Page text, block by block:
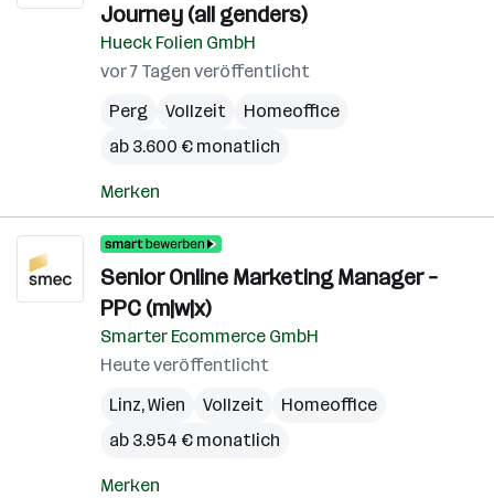
Journey (all genders)
Hueck Folien GmbH
vor 7 Tagen veröffentlicht
Perg
Vollzeit
Homeoffice
ab 3.600 € monatlich
Merken
Senior Online Marketing Manager –
PPC (m|w|x)
Smarter Ecommerce GmbH
Heute veröffentlicht
Linz,Wien Vollzeit
Homeoffice
ab 3.954 € monatlich
Merken